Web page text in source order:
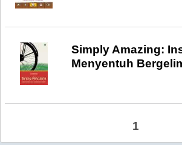
Simply Amazing:
Menyentuh
1